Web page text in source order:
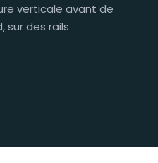
verticale avant de
sur des rails